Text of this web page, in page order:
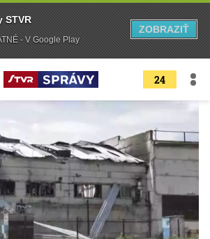
24
STVR
- V Google Play
ZOBRAZIŤ